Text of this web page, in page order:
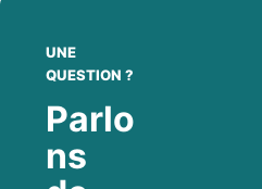
UNE
QUESTION ?
Parlo
ns